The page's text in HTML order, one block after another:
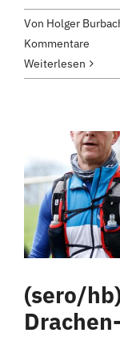
Von Holger
Kommentare
Weiterlesen
(sero/